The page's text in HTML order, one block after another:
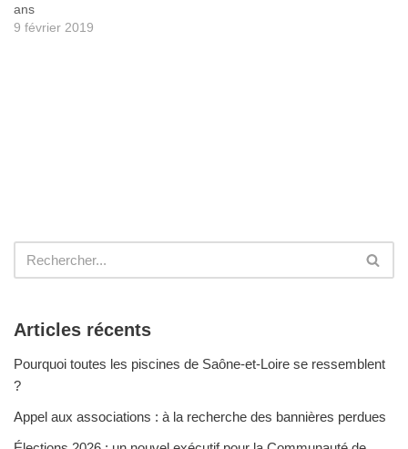
ans
9 février 2019
Articles récents
Pourquoi toutes les piscines de Saône-et-Loire se ressemblent
?
Appel aux associations : à la recherche des bannières perdues